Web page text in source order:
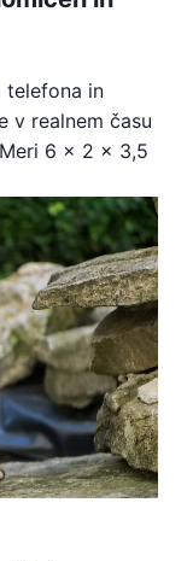
telefona in
v realnem času
6 x 2 x 3,5